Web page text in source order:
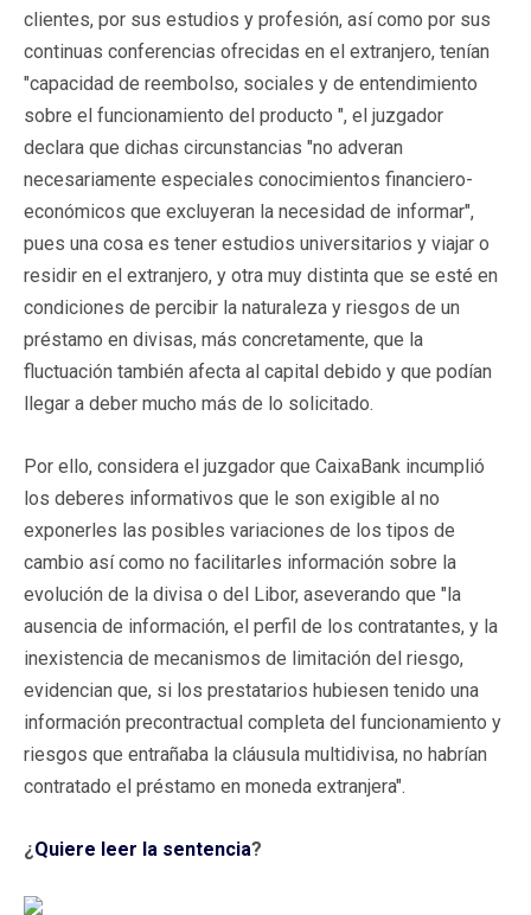
clientes, por sus estudios y profesión, así como por sus
continuas conferencias ofrecidas en el extranjero, tenían
"capacidad de reembolso, sociales y de entendimiento
sobre el funcionamiento del producto ", el juzgador
declara que dichas circunstancias "no adveran
necesariamente especiales conocimientos financiero-
económicos que excluyeran la necesidad de informar",
pues una cosa es tener estudios universitarios y viajar o
residir en el extranjero, y otra muy distinta que se esté en
condiciones de percibir la naturaleza y riesgos de un
préstamo en divisas, más concretamente, que la
fluctuación también afecta al capital debido y que podían
llegar a deber mucho más de lo solicitado.
Por ello, considera el juzgador que CaixaBank incumplió
los deberes informativos que le son exigible al no
exponerles las posibles variaciones de los tipos de
cambio así como no facilitarles información sobre la
evolución de la divisa o del Libor, aseverando que "la
ausencia de información, el perfil de los contratantes, y la
inexistencia de mecanismos de limitación del riesgo,
evidencian que, si los prestatarios hubiesen tenido una
información precontractual completa del funcionamiento y
riesgos que entrañaba la cláusula multidivisa, no habrían
contratado el préstamo en moneda extranjera".
¿Quiere leer la sentencia?